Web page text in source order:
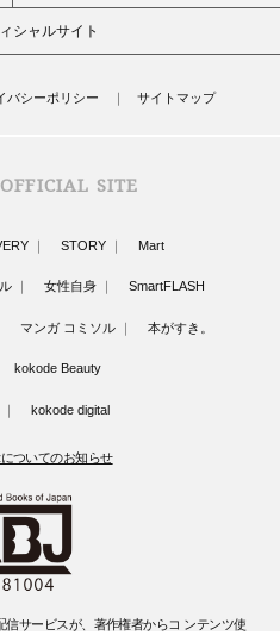
シャルサイト
バシーポリシー サイトマップ
SITE
STORY Mart
女性自身 SmartFLASH
マンガ コミソル 本がすき。
kokode Beauty
kokode digital
ついてのお知らせ
サービスが、著作権者からコ ンテンツ使